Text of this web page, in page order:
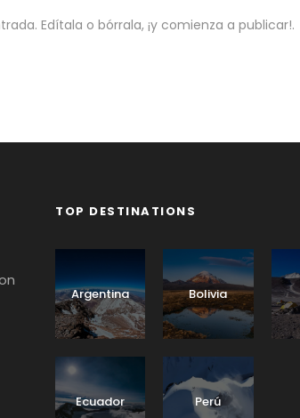
Edítala o bórrala, ¡y comienza a publicar!.
TOP DESTINATIONS
Argentina Bolivia
Ecuador Perú